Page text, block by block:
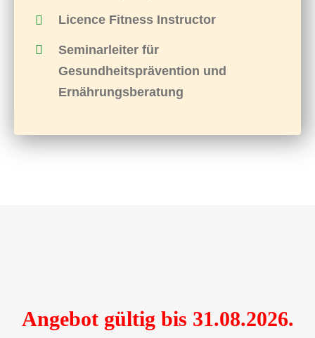
Licence Fitness Instructor
Seminarleiter für
Gesundheitsprävention und
Ernährungsberatung
Angebot gültig bis 31.08.2026.